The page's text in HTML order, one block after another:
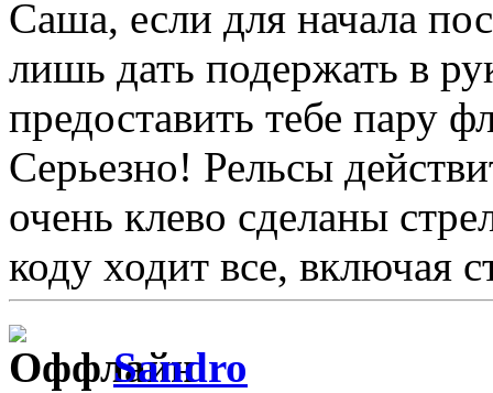
Саша, если для начала
лишь дать подержать в
предоставить тебе пару
Серьезно! Рельсы
очень клево сделаны
коду ходит все, включая
Sandro